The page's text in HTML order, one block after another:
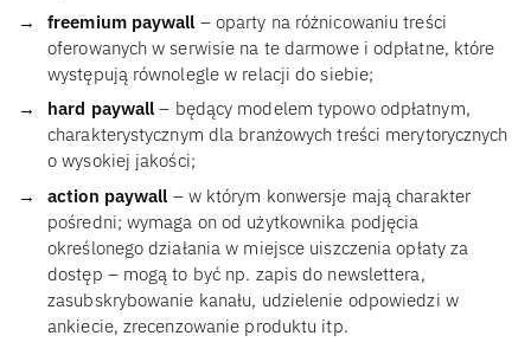
freemium paywall – oparty na różnicowaniu treści
oferowanych w serwisie na te darmowe i odpłatne, które
występują równolegle w relacji do siebie;
hard paywall – będący modelem typowo odpłatnym,
charakterystycznym dla branżowych treści merytorycznych
o wysokiej jakości;
action paywall – w którym konwersje mają charakter
pośredni; wymaga on od użytkownika podjęcia
określonego działania w miejsce uiszczenia opłaty za
dostęp – mogą to być np. zapis do newslettera,
zasubskrybowanie kanału, udzielenie odpowiedzi w
ankiecie, zrecenzowanie produktu itp.